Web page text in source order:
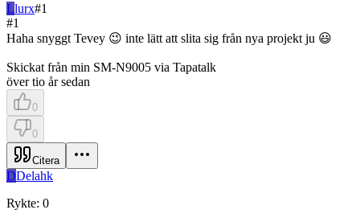
Llurx#1
#1
Haha snyggt Tevey 😉 inte lätt att slita sig från nya projekt ju 😃
Skickat från min SM-N9005 via Tapatalk
över tio år sedan
0
0
Citera
DDelahk
Rykte: 0